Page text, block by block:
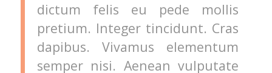
dictum felis eu pede mollis
pretium. Integer tincidunt. Cras
dapibus. Vivamus elementum
semper nisi. Aenean vulputate